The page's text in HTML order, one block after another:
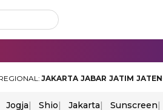
JAKARTA JABAR JATIM
Jogja Shio Jakarta Sunscreen